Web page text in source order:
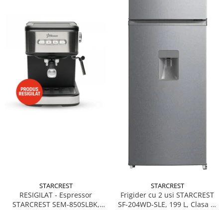
STARCREST
RESIGILAT - Espressor
STARCREST SEM-850SLBK,
STARCREST
Frigider cu 2 usi STARCREST
SF-204WD-SLE, 199 L, Clasa E,